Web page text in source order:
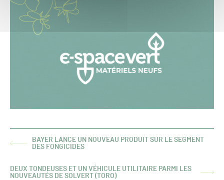
ARTICLE
BAYER LANCE UN NOUVEAU PRODUIT SUR LE SEGMENT
DES FONGICIDES
ARTICLE
DEUX TONDEUSES ET UN VÉHICULE UTILITAIRE PARMI LES
NOUVEAUTÉS DE SOLVERT (TORO)